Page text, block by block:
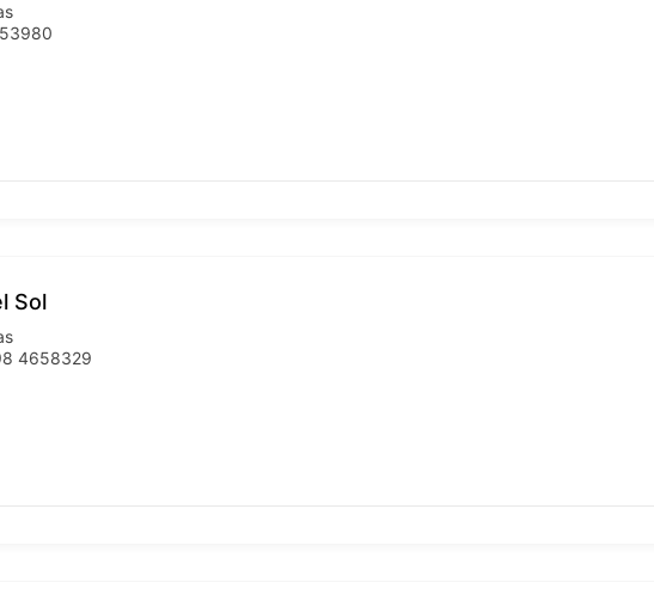
Sol
4658329